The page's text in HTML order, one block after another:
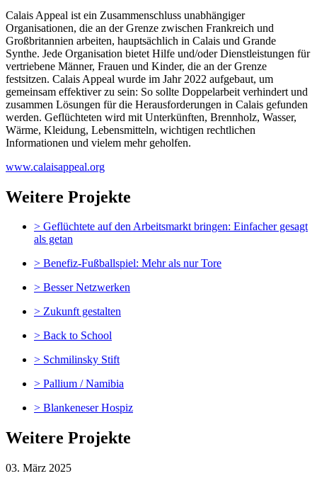
Calais Appeal ist ein Zusammenschluss unabhängiger
Organisationen, die an der Grenze zwischen Frankreich und
Großbritannien arbeiten, hauptsächlich in Calais und Grande
Synthe. Jede Organisation bietet Hilfe und/oder Dienstleistungen für
vertriebene Männer, Frauen und Kinder, die an der Grenze
festsitzen. Calais Appeal wurde im Jahr 2022 aufgebaut, um
gemeinsam effektiver zu sein: So sollte Doppelarbeit verhindert und
zusammen Lösungen für die Herausforderungen in Calais gefunden
werden. Geflüchteten wird mit Unterkünften, Brennholz, Wasser,
Wärme, Kleidung, Lebensmitteln, wichtigen rechtlichen
Informationen und vielem mehr geholfen.
www.calaisappeal.org
Weitere Projekte
> Geflüchtete auf den Arbeitsmarkt bringen: Einfacher gesagt
als getan
> Benefiz-Fußballspiel: Mehr als nur Tore
> Besser Netzwerken
> Zukunft gestalten
> Back to School
> Schmilinsky Stift
> Pallium / Namibia
> Blankeneser Hospiz
Weitere Projekte
03. März 2025